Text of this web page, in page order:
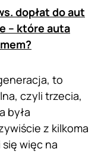
dopłat do aut
– które auta
to
czyli trzecia,
była
z kilkoma
więc na